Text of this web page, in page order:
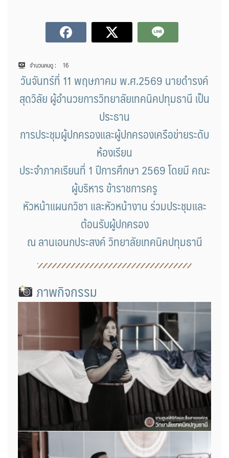
จำนวนคนดู : 16
วันจันทร์ที่ 11 พฤษภาคม พ.ศ.2569 นายดำรงค์
สุดวิลัย ผู้อำนวยการวิทยาลัยเทคนิคปทุมธานี เป็น
ประธาน
การประชุมผู้ปกครองและผู้ปกครองเครือข่ายระดับ
ห้องเรียน
ประจำภาคเรียนที่ 1 ปีการศึกษา 2569 โดยมี คณะ
ผู้บริหาร ข้าราชการครู
หัวหน้าแผนกวิชา และหัวหน้างาน ร่วมประชุมและ
ต้อนรับผู้ปกครอง
ณ ลานเอนกประสงค์ วิทยาลัยเทคนิคปทุมธานี
ภาพกิจกรรม